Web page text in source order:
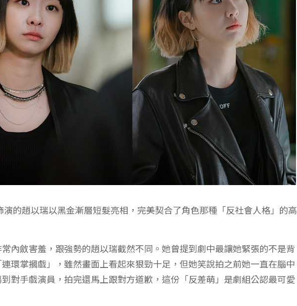
演的趙以瑞以黑金漸層短髮亮相，完美契合了角色那種「反社會人格」的高
內斂害羞，跟強勢的趙以瑞截然不同。她曾提到劇中最讓她緊張的不是背
環掌摑戲」，雖然畫面上看起來狠勁十足，但她笑說拍之前她一直在腦中
對手戲演員，拍完還馬上跟對方道歉，這份「反差萌」是劇組公認最可愛